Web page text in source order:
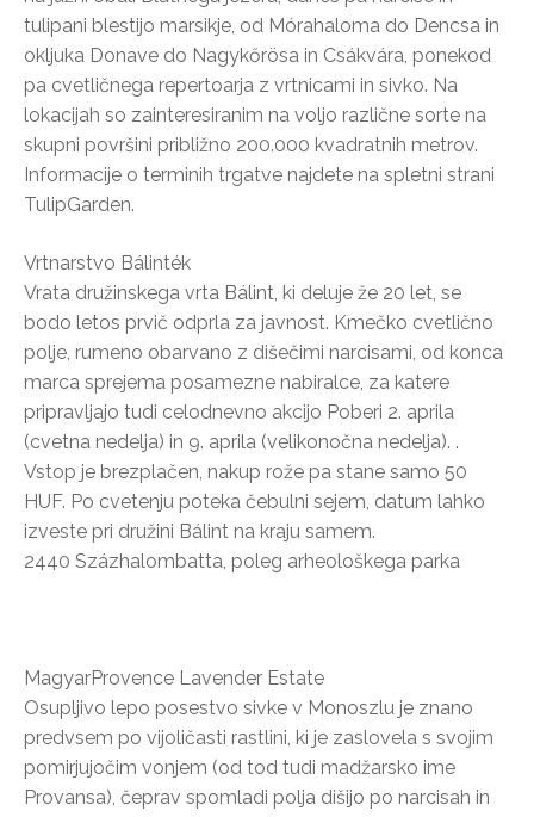
tulipani blestijo marsikje, od Mórahaloma do Dencsa in
okljuka Donave do Nagykőrösa in Csákvára, ponekod
pa cvetličnega repertoarja z vrtnicami in sivko. Na
lokacijah so zainteresiranim na voljo različne sorte na
skupni površini približno 200.000 kvadratnih metrov.
Informacije o terminih trgatve najdete na spletni strani
TulipGarden.
Vrtnarstvo Bálinték
Vrata družinskega vrta Bálint, ki deluje že 20 let, se
bodo letos prvič odprla za javnost. Kmečko cvetlično
polje, rumeno obarvano z dišečimi narcisami, od konca
marca sprejema posamezne nabiralce, za katere
pripravljajo tudi celodnevno akcijo Poberi 2. aprila
(cvetna nedelja) in 9. aprila (velikonočna nedelja). .
Vstop je brezplačen, nakup rože pa stane samo 50
HUF. Po cvetenju poteka čebulni sejem, datum lahko
izveste pri družini Bálint na kraju samem.
2440 Százhalombatta, poleg arheološkega parka
MagyarProvence Lavender Estate
Osupljivo lepo posestvo sivke v Monoszlu je znano
predvsem po vijoličasti rastlini, ki je zaslovela s svojim
pomirjujočim vonjem (od tod tudi madžarsko ime
Provansa), čeprav spomladi polja dišijo po narcisah in